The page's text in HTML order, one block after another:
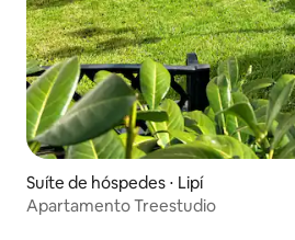
Suíte de hóspedes ⋅ Lipí
Apartamento Treestudio